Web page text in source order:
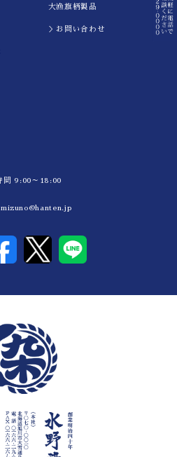
大漁旗柄製品
＞お問い合わせ
間 9:00～18:00
mizuno@hanten.jp